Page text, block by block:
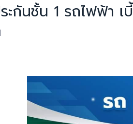
ะกันชั้น 1 รถไฟฟ้า เ
|